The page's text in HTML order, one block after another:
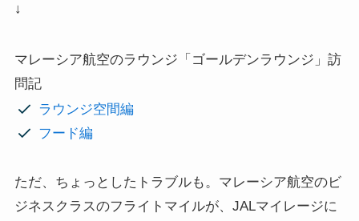
↓
マレーシア航空のラウンジ「ゴールデンラウンジ」訪
問記
ラウンジ空間編
フード編
ただ、ちょっとしたトラブルも。マレーシア航空のビ
ジネスクラスのフライトマイルが、JALマイレージに